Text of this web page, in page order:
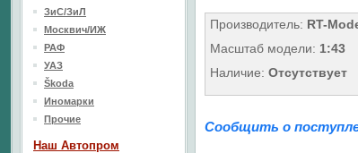
Производитель: RT-
Масштаб модели: 1:43
Наличие: Отсутствует
Сообщить о
ЗиС/ЗиЛ
Москвич/ИЖ
РАФ
УАЗ
Škoda
Иномарки
Прочие
Наш Aвтопром